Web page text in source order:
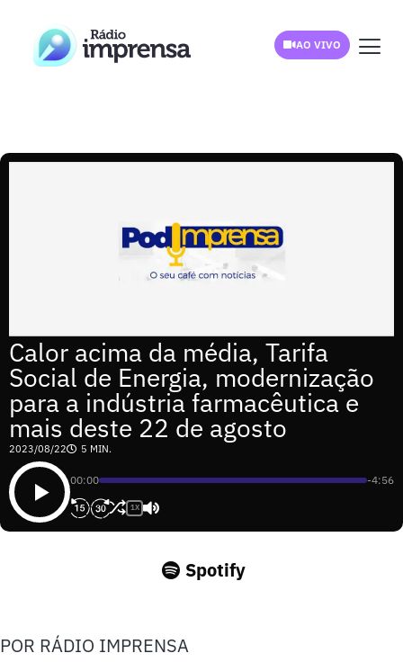
AO VIVO
Calor acima da média, Tarifa
Social de Energia, modernização
para a indústria farmacêutica e
mais deste 22 de agosto
2023/08/22 5 MIN.
00:00 -4:56
1X
Spotify
POR RÁDIO IMPRENSA